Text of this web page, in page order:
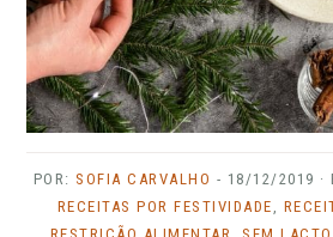
POR:SOFIA CARVALHO - 18/12/2019 ·
RECEITAS POR FESTIVIDADE